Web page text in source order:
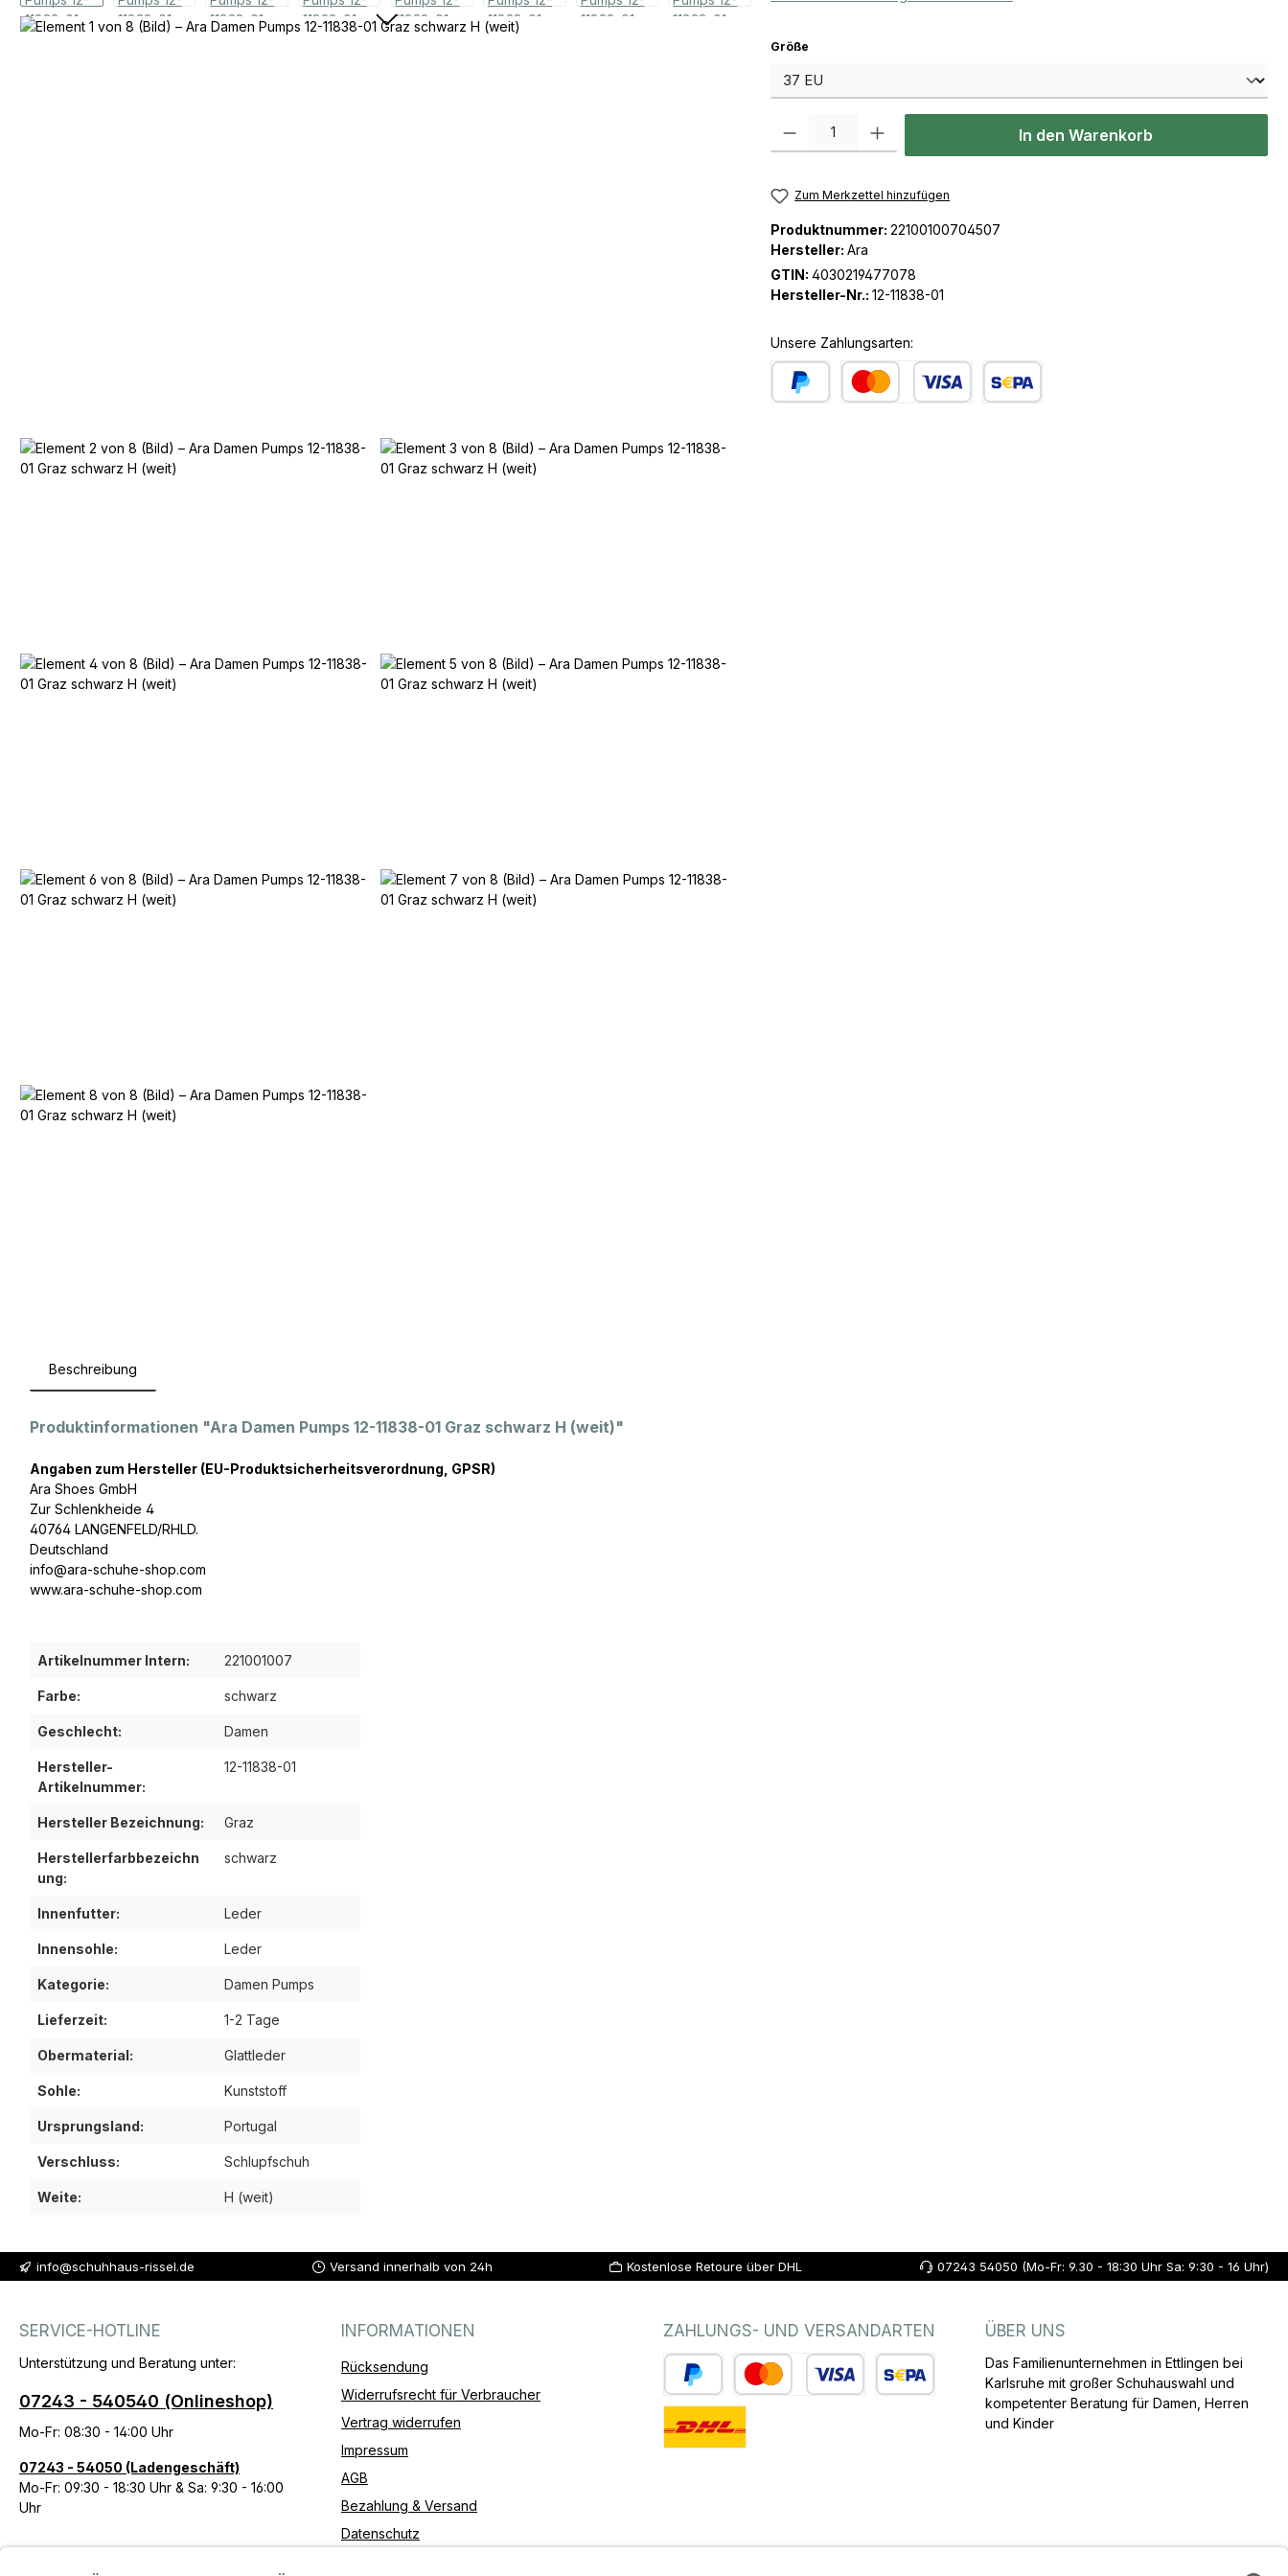
Größeauswählen
Produkt Anzahl: Gib den gewünschten Wert ein oder benutze die Schaltflächen
In den Warenkorb
Zum Merkzettel hinzufügen
Produktnummer: 22100100704507
Hersteller: Ara
GTIN: 4030219477078
Hersteller-Nr.: 12-11838-01
Unsere Zahlungsarten:
Beschreibung
Produktinformationen "Ara Damen Pumps 12-11838-01 Graz schwarz H (weit)"
Angaben zum Hersteller (EU-Produktsicherheitsverordnung, GPSR)
Ara Shoes GmbH
Zur Schlenkheide 4
40764 LANGENFELD/RHLD.
Deutschland
info@ara-schuhe-shop.com
www.ara-schuhe-shop.com
Artikelnummer Intern: 221001007
Farbe: schwarz
Geschlecht: Damen
Hersteller-
Artikelnummer:
12-11838-01
Hersteller Bezeichnung: Graz
Herstellerfarbbezeichn
ung:
schwarz
Innenfutter: Leder
Innensohle: Leder
Kategorie: Damen Pumps
Lieferzeit: 1-2 Tage
Obermaterial: Glattleder
Sohle: Kunststoff
Ursprungsland: Portugal
Verschluss: Schlupfschuh
Weite: H (weit)
info@schuhhaus-rissel.de Versand innerhalb von 24h Kostenlose Retoure über DHL 07243 54050 (Mo-Fr: 9.30 - 18:30 Uhr Sa: 9:30 - 16 Uhr)
SERVICE-HOTLINE
Unterstützung und Beratung unter:
07243 - 540540 (Onlineshop)
Mo-Fr: 08:30 - 14:00 Uhr
07243 - 54050 (Ladengeschäft)
Mo-Fr: 09:30 - 18:30 Uhr & Sa: 9:30 - 16:00
Uhr
INFORMATIONEN
Rücksendung
Widerrufsrecht für Verbraucher
Vertrag widerrufen
Impressum
AGB
Bezahlung & Versand
Datenschutz
ZAHLUNGS- UND VERSANDARTEN
PayPal Kredit- oder Debitkarte
ÜBER UNS
Das Familienunternehmen in Ettlingen bei
Karlsruhe mit großer Schuhauswahl und
kompetenter Beratung für Damen, Herren
und Kinder